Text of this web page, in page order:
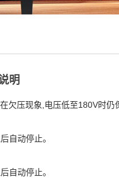
明
压现象,电压低至180V时仍
自动停止。
自动停止。